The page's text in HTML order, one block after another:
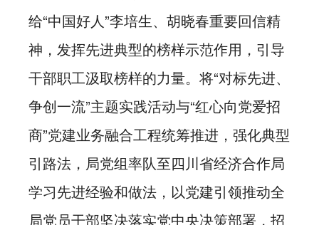
给“中国好人”李培生、胡晓春重要回信精
神，发挥先进典型的榜样示范作用，引导
干部职工汲取榜样的力量。将“对标先进、
争创一流”主题实践活动与“红心向党爱招
商”党建业务融合工程统筹推进，强化典型
引路法，局党组率队至四川省经济合作局
学习先进经验和做法，以党建引领推动全
局党员干部坚决落实党中央决策部署，招